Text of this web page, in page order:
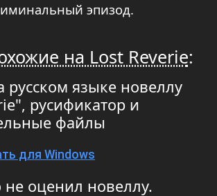
эпизод.
на Lost Reverie:
русском языке новеллу
русификатор и
файлы
для Windows
оценил новеллу.